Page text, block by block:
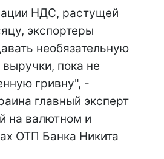
НДС, растущей
экспортеры
необязательную
пока не
гривну", -
главный эксперт
на валютном и
ОТП Банка Никита